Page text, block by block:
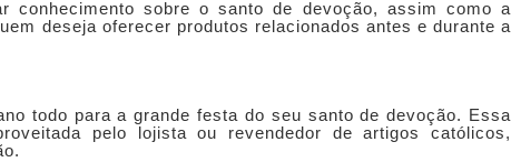
conhecimento sobre o santo de devoção, assim como a
deseja oferecer produtos relacionados antes e durante a
todo para a grande festa do seu santo de devoção. Essa
pelo lojista ou revendedor de artigos católicos,